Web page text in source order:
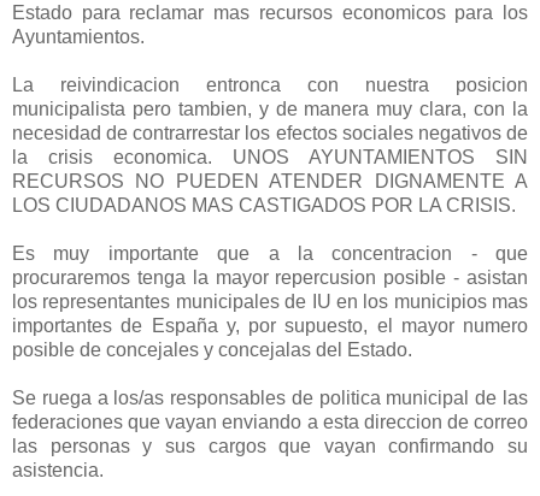
Estado para reclamar mas recursos economicos para los
Ayuntamientos.
La reivindicacion entronca con nuestra posicion
municipalista pero tambien, y de manera muy clara, con la
necesidad de contrarrestar los efectos sociales negativos de
la crisis economica. UNOS AYUNTAMIENTOS SIN
RECURSOS NO PUEDEN ATENDER DIGNAMENTE A
LOS CIUDADANOS MAS CASTIGADOS POR LA CRISIS.
Es muy importante que a la concentracion - que
procuraremos tenga la mayor repercusion posible - asistan
los representantes municipales de IU en los municipios mas
importantes de España y, por supuesto, el mayor numero
posible de concejales y concejalas del Estado.
Se ruega a los/as responsables de politica municipal de las
federaciones que vayan enviando a esta direccion de correo
las personas y sus cargos que vayan confirmando su
asistencia.